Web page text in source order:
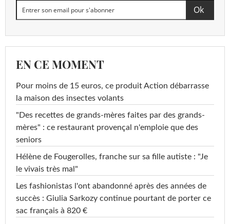
EN CE MOMENT
Pour moins de 15 euros, ce produit Action débarrasse
la maison des insectes volants
"Des recettes de grands-mères faites par des grands-
mères" : ce restaurant provençal n'emploie que des
seniors
Hélène de Fougerolles, franche sur sa fille autiste : "Je
le vivais très mal"
Les fashionistas l'ont abandonné après des années de
succès : Giulia Sarkozy continue pourtant de porter ce
sac français à 820 €